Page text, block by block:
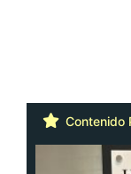
Contenido